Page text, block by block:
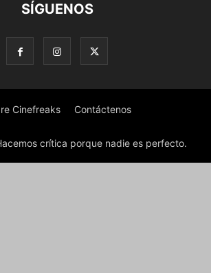
SÍGUENOS
Cinefreaks Contáctenos
crítica porque nadie es perfecto.